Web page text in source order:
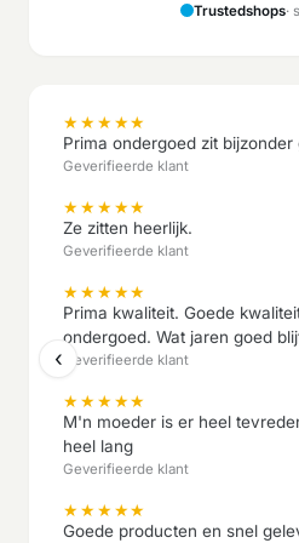
Trustedshops·
★★★★★
Prima ondergoed zit bijzonder
Geverifieerde klant
★★★★★
Ze zitten heerlijk.
Geverifieerde klant
★★★★★
Prima kwaliteit. Goede
ondergoed. Wat jaren goed
Geverifieerde klant
★★★★★
M'n moeder is er heel
heel lang
Geverifieerde klant
★★★★★
Goede producten en snel
‹